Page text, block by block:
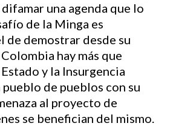
una agenda que lo
de la Minga es
de demostrar desde su
hay más que
y la Insurgencia
pueblo de pueblos con su
al proyecto de
se benefician del mismo.